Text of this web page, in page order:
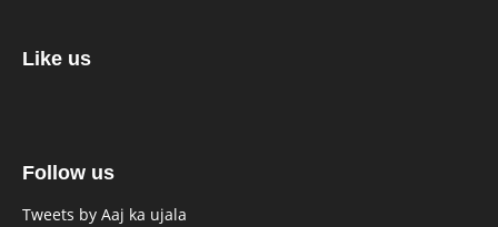
Like us
Follow us
Tweets by Aaj ka ujala